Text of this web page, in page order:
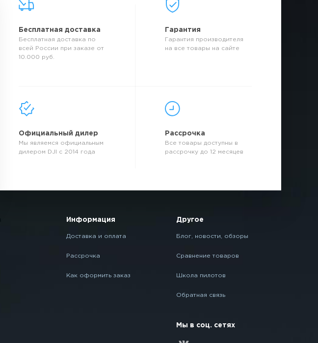
Бесплатная доставка
Бесплатная доставка по
всей России при заказе от
10.000 руб.
Гарантия
Гарантия производителя
на все товары на сайте
Официальный дилер
Мы являемся официальным
дилером DJI с 2014 года
Рассрочка
Все товары доступны в
рассрочку до 12 месяцев
Информация
Доставка и оплата
Рассрочка
Как оформить заказ
Другое
Блог, новости, обзоры
Сравнение товаров
Школа пилотов
Обратная связь
Мы в соц. сетях